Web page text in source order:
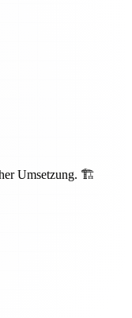
Umsetzung. 🏗️